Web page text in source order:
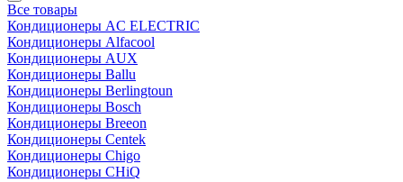
Все товары
Кондиционеры AC ELECTRIC
Кондиционеры Alfacool
Кондиционеры AUX
Кондиционеры Ballu
Кондиционеры Berlingtoun
Кондиционеры Bosch
Кондиционеры Breeon
Кондиционеры Centek
Кондиционеры Chigo
Кондиционеры CHiQ